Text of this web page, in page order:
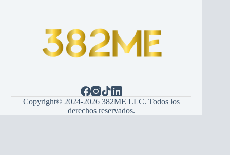
Copyright© 2024-2026 382ME LLC. Todos los
derechos reservados.